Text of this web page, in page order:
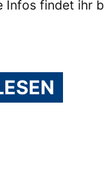
Infos findet ihr